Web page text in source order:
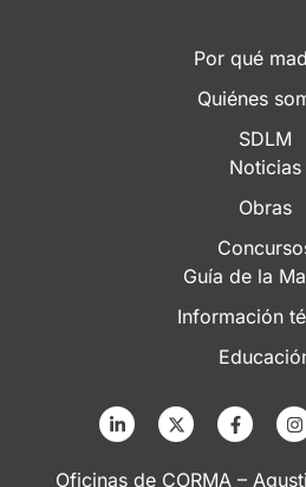
Por qué
Quiénes
SDLM
Noticias
Obras
Guía de la
Información
Oficinas de CORMA –